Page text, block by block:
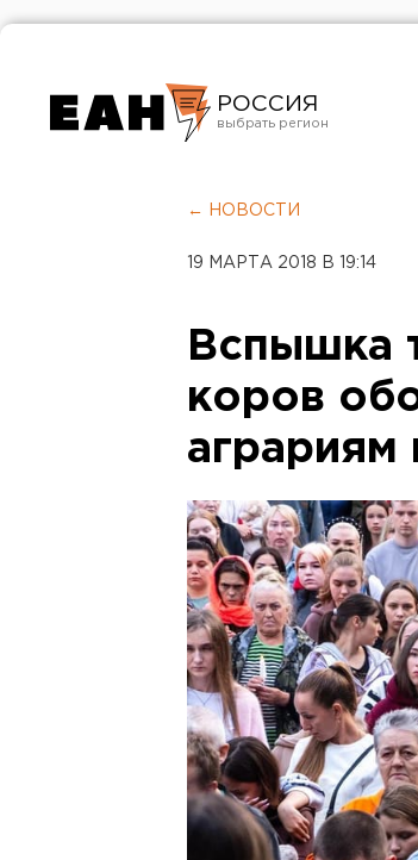
РОССИЯ
Челябинск
← НОВОСТИ
19 МАРТА 2018 В 19:14
Вспышка
коров
аграриям